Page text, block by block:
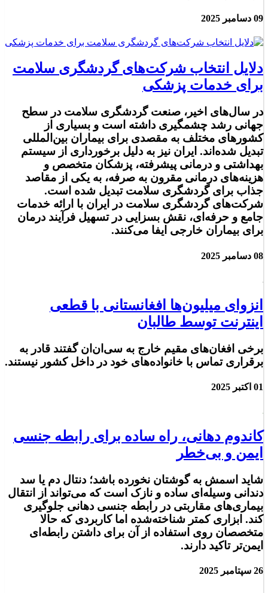
09 دسامبر 2025
دلایل انتخاب شرکت‌های گردشگری سلامت
برای خدمات پزشکی
در سال‌های اخیر، صنعت گردشگری سلامت در سطح
جهانی رشد چشمگیری داشته است و بسیاری از
کشورهای مختلف به مقصدی برای بیماران بین‌المللی
تبدیل شده‌اند. ایران نیز به دلیل برخورداری از سیستم
بهداشتی و درمانی پیشرفته، پزشکان متخصص و
هزینه‌های درمانی مقرون به صرفه، به یکی از مقاصد
جذاب برای گردشگری سلامت تبدیل شده است.
شرکت‌های گردشگری سلامت در ایران با ارائه خدمات
جامع و حرفه‌ای، نقش بسزایی در تسهیل فرآیند درمان
برای بیماران خارجی ایفا می‌کنند.
08 دسامبر 2025
انزوای میلیون‌ها افغانستانی با قطعی
اینترنت توسط طالبان
برخی افغان‌های مقیم خارج به سی‌ان‌ان گفتند قادر به
برقراری تماس با خانواده‌های خود در داخل کشور نیستند.
01 اکتبر 2025
کاندوم دهانی، راه ساده برای رابطه جنسی
ایمن و بی‌خطر
شاید اسمش به گوشتان نخورده باشد؛ دنتال دم یا سد
دندانی وسیله‌ای ساده و نازک است که می‌تواند از انتقال
بیماری‌های مقاربتی در رابطه جنسی دهانی جلوگیری
کند. ابزاری کمتر شناخته‌شده اما کاربردی که حالا
متخصصان روی استفاده از آن برای داشتن رابطه‌ای
ایمن‌تر تاکید دارند.
26 سپتامبر 2025